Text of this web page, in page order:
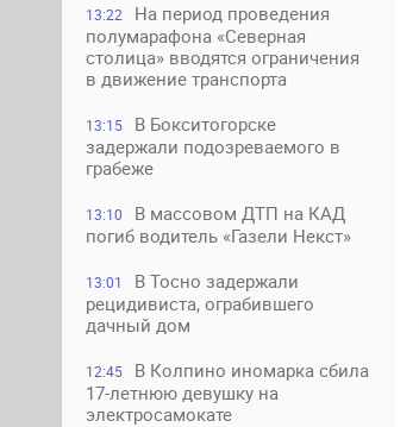
13:22
На период проведения
полумарафона «Северная
столица» вводятся ограничения
в движение транспорта
13:15
В Бокситогорске
задержали подозреваемого в
грабеже
13:10
В массовом ДТП на КАД
погиб водитель «Газели Некст»
13:01
В Тосно задержали
рецидивиста, ограбившего
дачный дом
12:45
В Колпино иномарка сбила
17-летнюю девушку на
электросамокате